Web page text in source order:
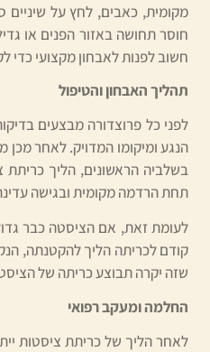
מקומית, כאבים, לחץ על שיניים
חוסר תחושה באזור הפנים או
חשוב לפנות לאבחון מקצועי כדי
תהליך האבחון והטיפול
לפני כל פרוצדורה מבצעים
הנגע ומיקומו המדויק. לאחר מכן
בשלביה הראשונים, הליך
תחת הרדמה מקומית ובגישה
לעומת זאת, אם הציסטה כבר
קודם לכריתה הליך להקטנתה,
שזה יקרה תבוצע כריתה של
החלמה ומעקב רפואי
לאחר הליך של כריתת ציסטות